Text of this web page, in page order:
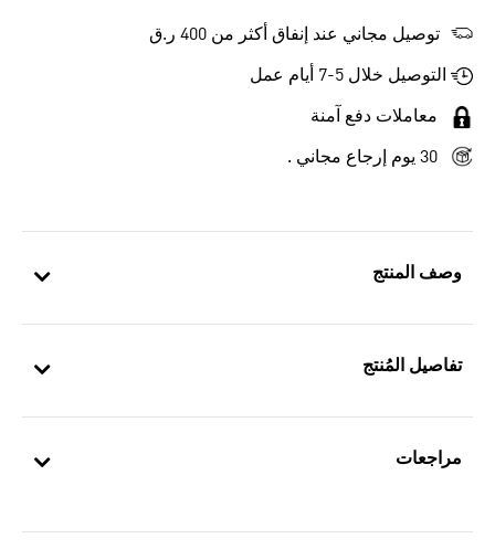
وصف المنتج
تفاصيل المُنتج
مراجعات
توصيل مجاني عند إنفاق أكثر من 400 ر.ق
التوصيل خلال 5-7 أيام عمل
معاملات دفع آمنة